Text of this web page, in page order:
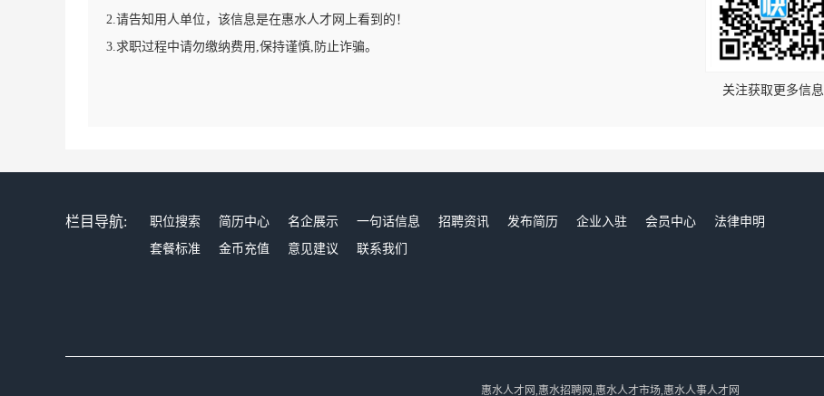
2.请告知用人单位，该信息是在惠水人才网上看到的！
3.求职过程中请勿缴纳费用,保持谨慎,防止诈骗。
关注获取更多信息
栏目导航: 职位搜索 简历中心 名企展示 一句话信息 招聘资讯 发布简历 企业入驻 会员中心
法律申明
套餐标准
金币充值 意见建议 联系我们
惠水人才网,惠水招聘网,惠水人才市场,惠水人事人才网